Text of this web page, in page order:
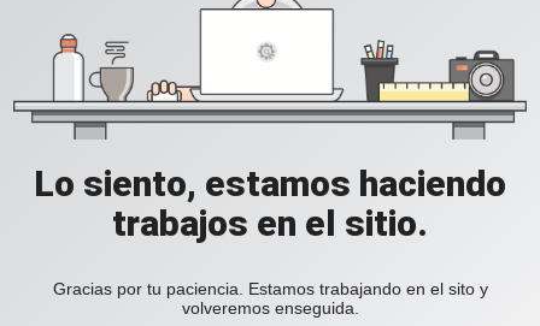
Lo siento, estamos haciendo
trabajos en el sitio.
Gracias por tu paciencia. Estamos trabajando en el sito y
volveremos enseguida.